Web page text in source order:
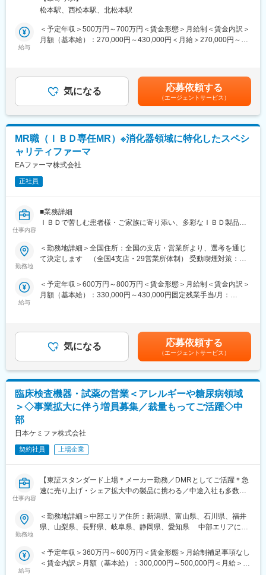
※ほとんどが中途入社の社員です！
■キャリアパス
グループリーダー→主任→係長→課長という流れでキャリアアッ
＼ワークライフバランス充実／
◇年間休日125日（土日祝休み）
◇残業ほぼなし／原則定時退社
＼福利厚生充実／
◇社宅（車で5分）
◇住宅手当（月12,000円、扶養家族：月17,000円）
◇家族手当（配偶者：月12,000円、子：1人につき月5,000円支
給）等
■当社について
当社は1968年設立、クマ笹に特化した医薬品メーカーです。
主力商品「ササヘルス」は第3類医薬品として長年販売され、全国
らの成長拡大も見込まれています。
や個人病院、血液透析室、ICU等を対象に医薬品情報を提供し、
導入を勧めます。医師や臨床工学技士・看護師と信頼を築きなが
ら、製品の特徴をアピールしていただきます。
す。
※担当エリア：長野県/山梨県
後は拠点にて、先輩上司とのOJTや営業同行を行い営業手法を身
に付けます。本配属後も週1回程度、配属拠点に出社し会議にて情
報共有・ノウハウ共有をしていただきます。
■キャリアパス：
個人目標＋チーム目標、自己評価＋上長の評価（S～Cランク）で
評価する制度を導入しました。ゆくゆくは主任、係長、課長代理
とキャリアを描くことができ、マネジメント業務にも携われま
す。またキャリア支援として、社内研修や外部セミナー、学会参
加も可能です。
■当社の魅力：
◎日本で先駆けて透析液の開発業務に着手。現在は人工腎臓用透
シェアを獲得しています。
◎最近ではジェネリック医薬品も扱うなど、変化の激しい医療ニ
術を駆使して「人々の健康への願い」に貢献しています。
た。現在、透析療法は驚異的な発展普及を遂げ、需要も高まって
います。
また当社は、研究開発センターを中心に国内外の大学や研究機関
との強力な連携によりバイオ技術をも駆使した新しい医療ニーズ
松本駅、西松本駅、北松本駅
給与
＜予定年収＞500万円～700万円＜賃金形態＞月給制＜賃金内訳＞
月額（基本給）：270,000円～430,000円＜月給＞270,000円～
残業代は時間に応じて別途支給賃金はあくまでも目安の金額であ
り、選考を通じて上下する可能性があります。月給(月額)は固定手
当を含めた表記です。
気になる 応募依頼する
（エージェントサービス）
MR職（ＩＢＤ専任MR）※消化器領域に特化したスペシ
ャリティファーマ
EAファーマ株式会社
正社員
仕事内容
■業務詳細
ＩＢＤで苦しむ患者様・ご家族に寄り添い、多彩なＩＢＤ製品に
タルの様々なチャネルを駆使したオムニチャネル戦略を実践し、
患者様貢献を拡大します。製薬業界のMR活動内容と同様に、病院
情報収集を行い、自社医薬品の普及・改良・新薬の創生につなげ
ます。
域、特にIBD疾患領域、慢性便秘症領域を中心に活動している会社
です。
・IBD領域において、栄養療法から薬物療法に加え、診断薬まで幅
広い選択肢で医療関係者に治療提案することができます。
・関係会社との情報連携は密に実施（エーザイ社、キッセイ社、
ギリアド社など）
・エリアで担当（自エリアにおける基幹HP・GP、調剤薬局）
です）
エリアのない県や地域が広い県には、エリアステーション設置
（MR用事務所）を設置。
・社有車（リース車）貸与
・直行、直帰有り
・借上社宅制度あり
■配属先情報：
新潟県 長野県
※希望地域がある場合、推薦状や応募書類にどのエリア希望かを記
勤務地
＜勤務地詳細＞全国住所：全国の支店・営業所より、選考を通じ
て決定します （全国4支店・29営業所体制） 受動喫煙対策：屋
む）
給与
＜予定年収＞600万円～800万円＜賃金形態＞月給制＜賃金内訳＞
月額（基本給）：330,000円～430,000円固定残業手当/月：
＞・入社時の年収は、当社人事制度や前職年収を総合的に勘案の
上決定別途、固定残業代、残業手当、営業手当、外勤日当・借上
げ社宅の会社負担あり■昇給：年1回（4月）■賞与：年2回（6月・
12月）・手当は規程により支給交代勤務手当、タイムマネジメン
ト手当、別居手当、別居手当加算 等賃金はあくまでも目安の金
額であり、選考を通じて上下する可能性があります。月給(月額)は
固定手当を含めた表記です。
気になる 応募依頼する
（エージェントサービス）
臨床検査機器・試薬の営業＜アレルギーや糖尿病領域
＞◇事業拡大に伴う増員募集／裁量もってご活躍◇中
部
日本ケミファ株式会社
契約社員 上場企業
仕事内容
【東証スタンダード上場＊メーカー勤務／DMRとしてご活躍＊急
速に売り上げ・シェア拡大中の製品に携わる／中途入社も多数在
■職務内容：
メイン商材は、国内で需要が高まるアレルギー検査に用いられる
自社開発機器・試薬「ドロップスクリーン」です。今回は、業績
勤務地
＜勤務地詳細＞中部エリア住所：新潟県、富山県、石川県、福井
県、山梨県、長野県、岐阜県、静岡県、愛知県 中部エリアに配
める事業所（リモートワーク含む）
給与
＜予定年収＞360万円～600万円＜賃金形態＞月給制補足事項なし
＜賃金内訳＞月額（基本給）：300,000円～500,000円＜月給＞